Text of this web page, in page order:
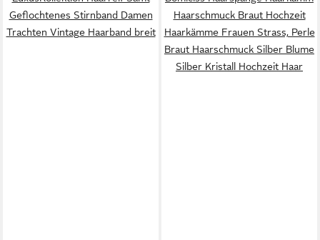
Geflochtenes Stirnband Damen
Trachten Vintage Haarband breit
Haarschmuck Braut Hochzeit
Haarkämme Frauen Strass, Perle
Braut Haarschmuck Silber Blume
Silber Kristall Hochzeit Haar